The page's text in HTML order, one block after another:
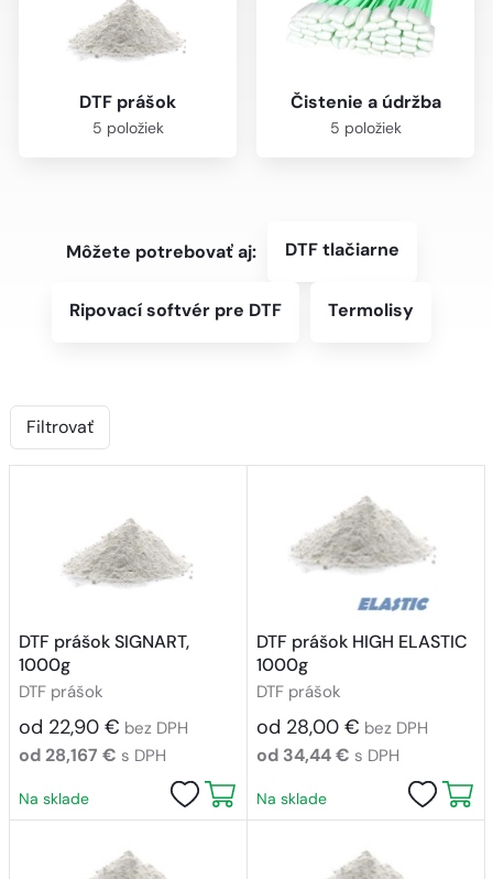
DTF prášok
5 položiek
Čistenie a údržba
5 položiek
Môžete potrebovať aj: DTF tlačiarne
Ripovací softvér pre DTF Termolisy
Filtrovať
DTF prášok SIGNART,
1000g
DTF prášok
od 22,90 € bez DPH
od 28,167 € s DPH
Na sklade
DTF prášok HIGH ELASTIC
1000g
DTF prášok
od 28,00 € bez DPH
od 34,44 € s DPH
Na sklade